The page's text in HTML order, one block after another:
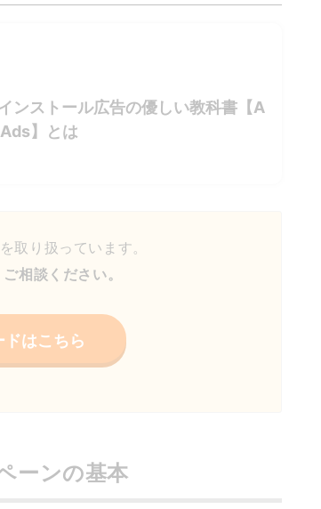
ンストール広告の優しい教科書【A
】とは
取り扱っています。
相談ください。
はこちら
ーンの基本